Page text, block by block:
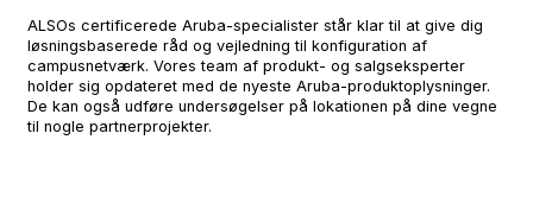
ALSOs certificerede Aruba-specialister står klar til at give dig
løsningsbaserede råd og vejledning til konfiguration af
campusnetværk. Vores team af produkt- og salgseksperter
holder sig opdateret med de nyeste Aruba-produktoplysninger.
De kan også udføre undersøgelser på lokationen på dine vegne
til nogle partnerprojekter.